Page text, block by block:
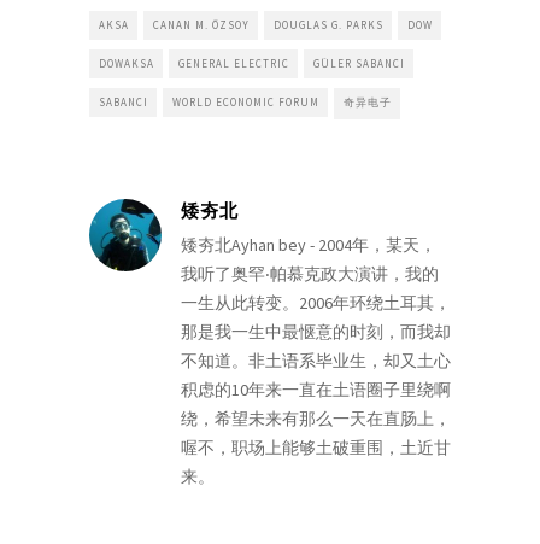
AKSA CANAN M. ÖZSOY DOUGLAS G. PARKS DOW
DOWAKSA GENERAL ELECTRIC GÜLER SABANCI
SABANCI WORLD ECONOMIC FORUM 奇异电子
矮夯北
矮夯北Ayhan bey - 2004年，某天，
我听了奥罕‧帕慕克政大演讲，我的
一生从此转变。2006年环绕土耳其，
那是我一生中最惬意的时刻，而我却
不知道。非土语系毕业生，却又土心
积虑的10年来一直在土语圈子里绕啊
绕，希望未来有那么一天在直肠上，
喔不，职场上能够土破重围，土近甘
来。